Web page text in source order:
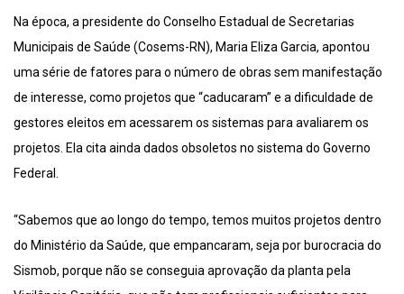
Na época, a presidente do Conselho Estadual de Secretarias
Municipais de Saúde (Cosems-RN), Maria Eliza Garcia, apontou
uma série de fatores para o número de obras sem manifestação
de interesse, como projetos que “caducaram” e a dificuldade de
gestores eleitos em acessarem os sistemas para avaliarem os
projetos. Ela cita ainda dados obsoletos no sistema do Governo
Federal.
“Sabemos que ao longo do tempo, temos muitos projetos dentro
do Ministério da Saúde, que empancaram, seja por burocracia do
Sismob, porque não se conseguia aprovação da planta pela